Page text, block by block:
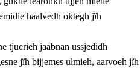
haalvedh oktegh jïh
tjuerieh jaabnan ussjedidh
jïh bijjemes ulmieh, aarvoeh jïh